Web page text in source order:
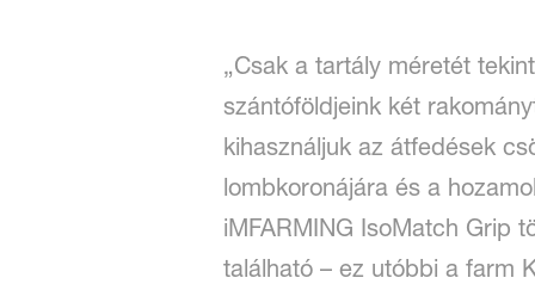
„Csak a tartály méretét
szántóföldjeink két
kihasználjuk az átfedések
lombkoronájára és a
iMFARMING IsoMatch Grip
található – ez utóbbi a farm